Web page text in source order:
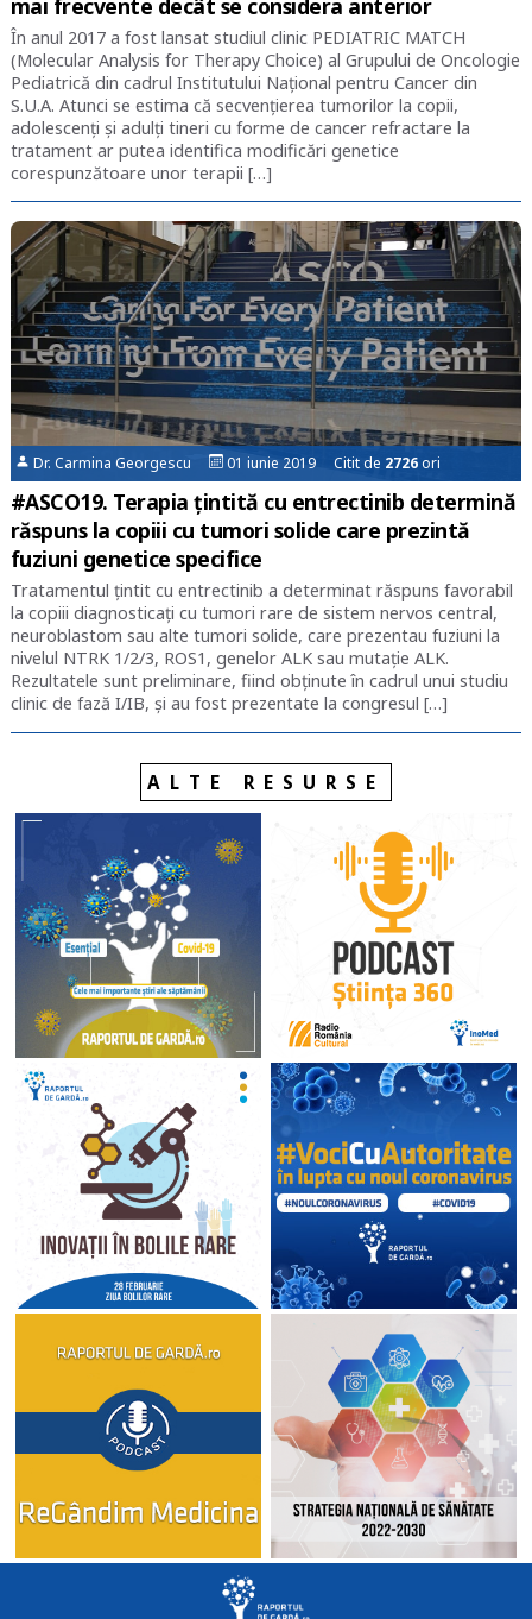
mai frecvente decât se considera anterior
În anul 2017 a fost lansat studiul clinic PEDIATRIC MATCH
(Molecular Analysis for Therapy Choice) al Grupului de Oncologie
Pediatrică din cadrul Institutului Național pentru Cancer din
S.U.A. Atunci se estima că secvențierea tumorilor la copii,
adolescenți și adulți tineri cu forme de cancer refractare la
tratament ar putea identifica modificări genetice
corespunzătoare unor terapii […]
Dr. Carmina Georgescu 01 iunie 2019 Citit de 2726ori
#ASCO19. Terapia țintită cu entrectinib determină
răspuns la copiii cu tumori solide care prezintă
fuziuni genetice specifice
Tratamentul țintit cu entrectinib a determinat răspuns favorabil
la copiii diagnosticați cu tumori rare de sistem nervos central,
neuroblastom sau alte tumori solide, care prezentau fuziuni la
nivelul NTRK 1/2/3, ROS1, genelor ALK sau mutație ALK.
Rezultatele sunt preliminare, fiind obținute în cadrul unui studiu
clinic de fază I/IB, și au fost prezentate la congresul […]
ALTE RESURSE